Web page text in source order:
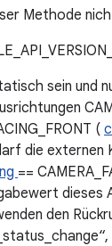
Methode
sein und
(
die externen
==
dieses
den